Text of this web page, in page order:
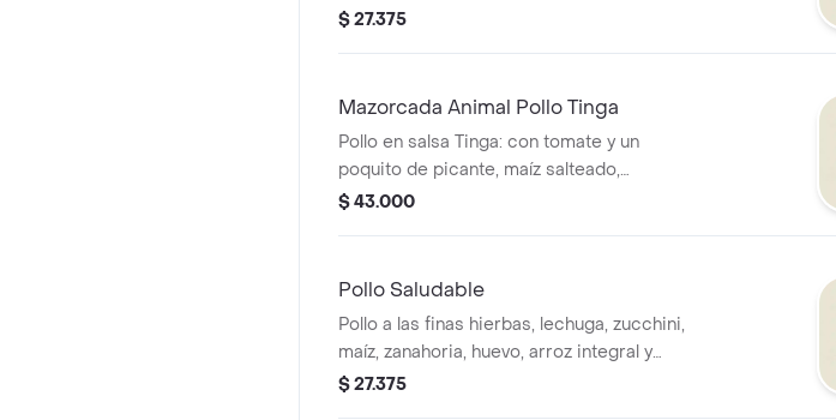
salteado, guacamole, pico de gallo salsa
$ 27.375
Mazorcada Animal Pollo Tinga
Pollo en salsa Tinga: con tomate y un
poquito de picante, maíz salteado,
mozzarella, papa ripio y salsa MUY.
$ 43.000
Pollo Saludable
Pollo a las finas hierbas, lechuga, zucchini,
maíz, zanahoria, huevo, arroz integral y
salsa MUY. *La bebida tiene un costo
$ 27.375